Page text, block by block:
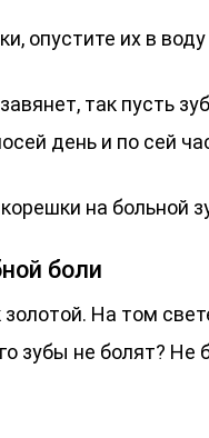
опустите их в
так пусть
день и по сей
на больной
боли
На том
зубы не болят? Не